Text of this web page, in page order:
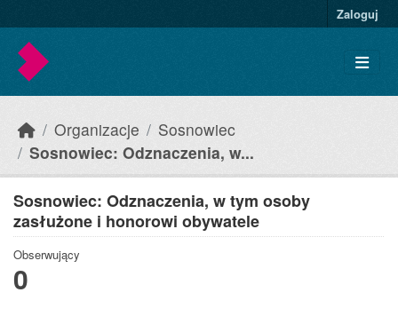
Zaloguj
Organizacje
Sosnowiec
Sosnowiec: Odznaczenia, w...
Sosnowiec: Odznaczenia, w tym osoby
zasłużone i honorowi obywatele
Obserwujący
0